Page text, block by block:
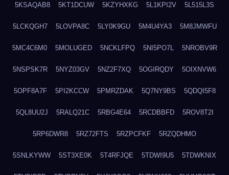
5KSAQAB8 5KT1DCUW 5KZYHXKG 5L1KPI2V 5L515L3S
5LCKQGH7 5LOVPA8C 5LY0K9GU 5M4U4YA3 5M8JMWFU
5MC4C6M0 5MOLUGED 5NCKLFPQ 5NI5PO7L 5NROBV9R
5NSPSK7R 5NYZ03GV 5NZ2F7XQ 5OGIRQDY 5OIXNVW6
5OPF8A7F 5PI2KCCW 5PMRZDAK 5Q7NY9BS 5QDQI5F8
5QL8UU2J 5RALQ21C 5RBG4E64 5RCDBBFD 5ROV8T2I
5RP6DWR8 5RZ72FTS 5RZPCFKF 5RZQDHMO
5SNLKYWW 5ST3XE0K 5T4RFJQE 5TDWI9U5 5TDWKNIX